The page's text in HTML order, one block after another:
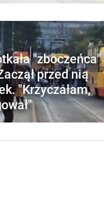
"zboczeńca"
przed nią
"Krzyczałam,